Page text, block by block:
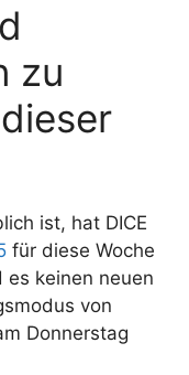
zu
ist, hat DICE
für diese Woche
keinen neuen
von
Donnerstag